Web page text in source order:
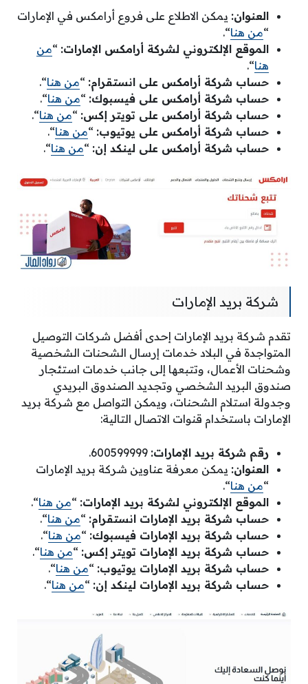
العنوان: يمكن الاطلاع على فروع أرامكس في الإمارات
“من هنا“.
الموقع الإلكتروني لشركة أرامكس الإمارات: “من
هنا“.
حساب شركة أرامكس على انستقرام: “من هنا“.
حساب شركة أرامكس على فيسبوك: “من هنا“.
حساب شركة أرامكس على تويتر إكس: “من هنا“.
حساب شركة أرامكس على يوتيوب: “من هنا“.
حساب شركة أرامكس على لينكد إن: “من هنا“.
شركة بريد الإمارات
تقدم شركة بريد الإمارات إحدى أفضل شركات التوصيل
المتواجدة في البلاد خدمات إرسال الشحنات الشخصية
وشحنات الأعمال، وتتبعها إلى جانب خدمات استئجار
صندوق البريد الشخصي وتجديد الصندوق البريدي
وجدولة استلام الشحنات، ويمكن التواصل مع شركة بريد
الإمارات باستخدام قنوات الاتصال التالية:
رقم شركة بريد الإمارات:
العنوان: يمكن معرفة عناوين شركة بريد الإمارات
“من هنا“.
الموقع الإلكتروني لشركة بريد الإمارات: “من هنا“.
حساب شركة بريد الإمارات انستقرام: “من هنا“.
حساب شركة بريد الإمارات فيسبوك: “من هنا“.
حساب شركة بريد الإمارات تويتر إكس: “من هنا“.
حساب شركة بريد الإمارات يوتيوب: “من هنا“.
حساب شركة بريد الإمارات لينكد إن: “من هنا“.